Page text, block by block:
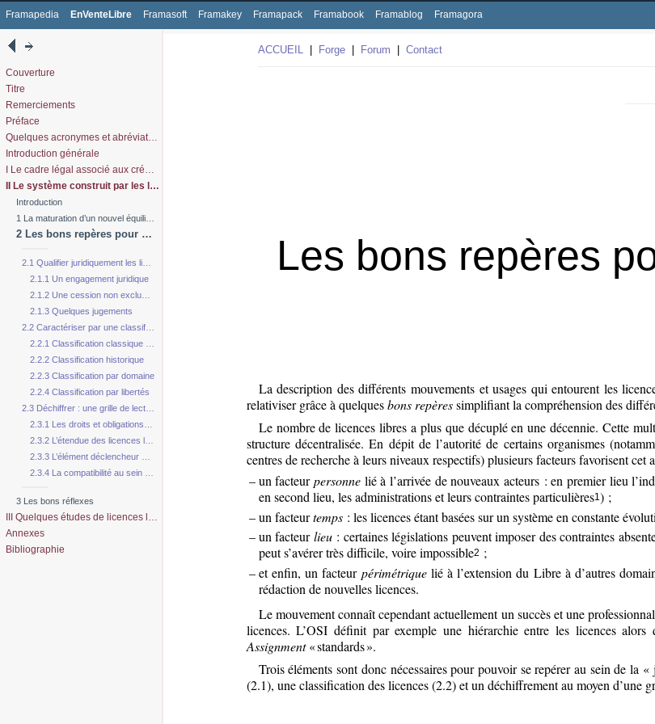
Framapedia EnVenteLibre Framasoft Framakey Framapack Framabook Framablog Framagora
Couverture
Titre
Remerciements
Préface
Quelques acronymes et abréviations utilisés
Introduction générale
I Le cadre légal associé aux créations de l’esprit
II Le système construit par les licences libres, les bases d’un nouvel équilibre
Introduction
2 Les bons repères pour s’orienter parmi les licences libres
2.1.1 Un engagement juridique
2.1.3 Quelques jugements
2.2.2 Classification historique
2.2.3 Classification par domaine
2.2.4 Classification par libertés
3 Les bons réflexes
III Quelques études de licences libres
Annexes
Bibliographie
ACCUEIL| Forge| Forum Contact
Les bons repères
La description des différents mouvements et usages qui entourent les
relativiser grâce à quelquesbons repèressimplifiant la compréhension des
Le nombre de licences libres a plus que décuplé en une décennie. Cette
structure décentralisée. En dépit de l’autorité de certains organismes
centres de recherche à leurs niveaux respectifs) plusieurs facteurs favorisent cet
– un facteurpersonne lié à l’arrivée de nouveaux acteurs : en premier lieu
en second lieu, les administrations et leurs contraintes particulières1) ;
– un facteurtemps: les licences étant basées sur un système en constante
– un facteurlieu: certaines législations peuvent imposer des contraintes
peut s’avérer très difficile, voire impossible2 ;
– et enfin, un facteur périmétriquelié à l’extension du Libre à d’autres
rédaction de nouvelles licences.
Le mouvement connaît cependant actuellement un succès et une
licences. L’OSI définit par exemple une hiérarchie entre les licences alors
Assignment« standards ».
Trois éléments sont donc nécessaires pour pouvoir se repérer au sein de
(2.1), une classification des licences (2.2) et un déchiffrement au moyen d’une